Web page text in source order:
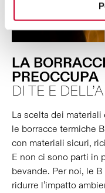
LA
PREOCCUPA
DI TE E
La scelta dei
le borracce termiche
con materiali sicuri,
E non ci sono parti in
bevande. Per noi, le
ridurre l’impatto